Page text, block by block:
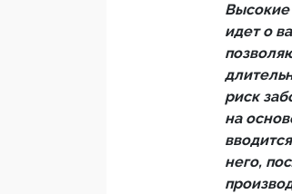
Высокие
идет о
риск
на
него,